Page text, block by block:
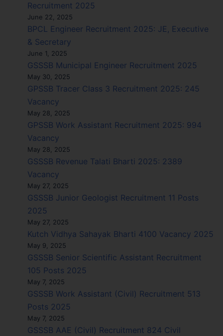
Recruitment 2025
June 22, 2025
BPCL Engineer Recruitment 2025: JE, Executive
& Secretary
June 1, 2025
GSSSB Municipal Engineer Recruitment 2025
May 30, 2025
GPSSB Tracer Class 3 Recruitment 2025: 245
Vacancy
May 28, 2025
GPSSB Work Assistant Recruitment 2025: 994
Vacancy
May 28, 2025
GSSSB Revenue Talati Bharti 2025: 2389
Vacancy
May 27, 2025
GSSSB Junior Geologist Recruitment 11 Posts
2025
May 27, 2025
Kutch Vidhya Sahayak Bharti 4100 Vacancy 2025
May 9, 2025
GSSSB Senior Scientific Assistant Recruitment
105 Posts 2025
May 7, 2025
GSSSB Work Assistant (Civil) Recruitment 513
Posts 2025
May 7, 2025
GSSSB AAE (Civil) Recruitment 824 Civil